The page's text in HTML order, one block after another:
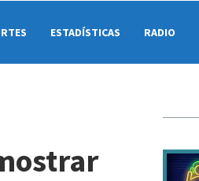
ESTADÍSTICAS RADIO